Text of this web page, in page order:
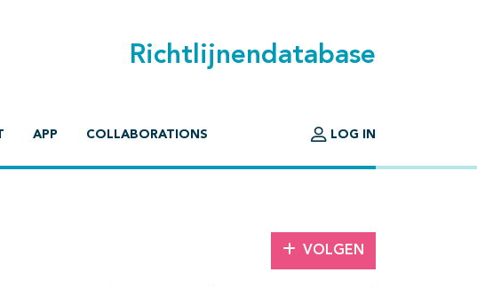
Richtlijnendatabase
APP COLLABORATIONS LOG IN
VOLGEN